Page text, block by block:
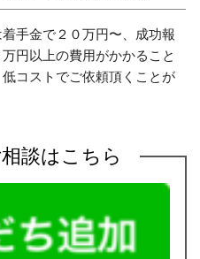
手金で２０万円〜、成功報
円以上の費用がかかること
コストでご依頼頂くことが
談はこちら